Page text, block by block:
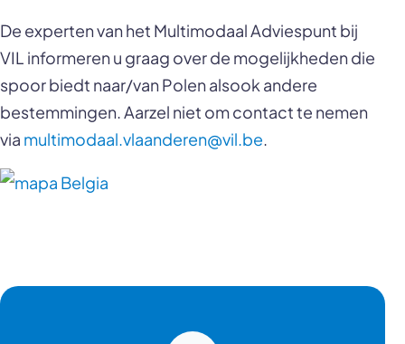
De experten van het Multimodaal Adviespunt bij
VIL informeren u graag over de mogelijkheden die
spoor biedt naar/van Polen alsook andere
bestemmingen. Aarzel niet om contact te nemen
viamultimodaal.vlaanderen@vil.be.